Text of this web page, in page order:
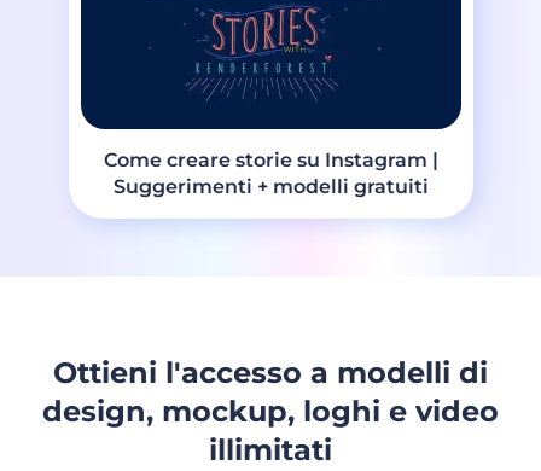
Come creare storie su Instagram |
Suggerimenti + modelli gratuiti
Ottieni l'accesso a modelli di
design, mockup, loghi e video
illimitati